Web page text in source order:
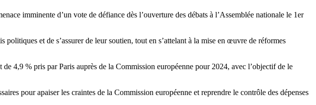
imminente d’un vote de défiance dès l’ouverture des débats à l’Assemblée nationale le 1er
et de s’assurer de leur soutien, tout en s’attelant à la mise en œuvre de réformes
4,9 % pris par Paris auprès de la Commission européenne pour 2024, avec l’objectif de le
pour apaiser les craintes de la Commission européenne et reprendre le contrôle des dépenses